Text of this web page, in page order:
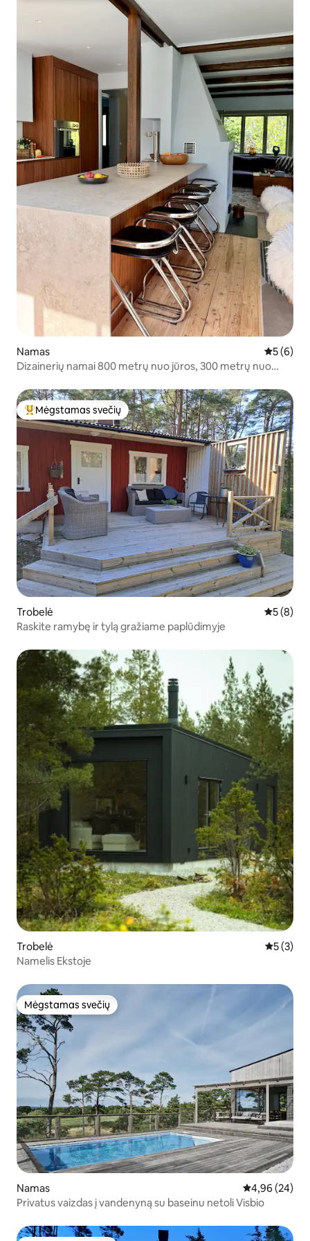
Namas Vidutinis
5 (6)
Dizainerių namai 800 metrų nuo jūros, 300 metrų nuo
Svečių mėgstamiausias
Mėgstamas svečių
Trobelė Vidutinis
5 (8)
Raskite ramybę ir tylą gražiame paplūdimyje
Trobelė Vidutinis
5 (3)
Namelis Ekstoje
Mėgstamas svečių
Mėgstamas svečių
Namas Vidutinis
4,96 (24)
Privatus vaizdas į vandenyną su baseinu netoli Visbio